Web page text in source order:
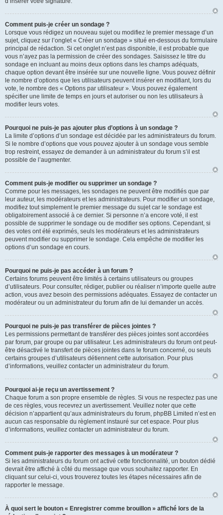
Comment puis-je créer un sondage ?
Lorsque vous rédigez un nouveau sujet ou modifiez le premier message d’un
sujet, cliquez sur l’onglet « Créer un sondage » situé en-dessous du formulaire
principal de rédaction. Si cet onglet n’est pas disponible, il est probable que
vous n’ayez pas la permission de créer des sondages. Saisissez le titre du
sondage en incluant au moins deux options dans les champs adéquats,
chaque option devant être insérée sur une nouvelle ligne. Vous pouvez définir
le nombre d’options que les utilisateurs peuvent insérer en modifiant, lors du
vote, le nombre des « Options par utilisateur ». Vous pouvez également
spécifier une limite de temps en jours et autoriser ou non les utilisateurs à
modifier leurs votes.
Pourquoi ne puis-je pas ajouter plus d’options à un sondage ?
La limite d’options d’un sondage est décidée par les administrateurs du forum.
Si le nombre d’options que vous pouvez ajouter à un sondage vous semble
trop restreint, essayez de demander à un administrateur du forum s’il est
possible de l’augmenter.
Comment puis-je modifier ou supprimer un sondage ?
Comme pour les messages, les sondages ne peuvent être modifiés que par
leur auteur, les modérateurs et les administrateurs. Pour modifier un sondage,
modifiez tout simplement le premier message du sujet car le sondage est
obligatoirement associé à ce dernier. Si personne n’a encore voté, il est
possible de supprimer le sondage ou de modifier ses options. Cependant, si
des votes ont été exprimés, seuls les modérateurs et les administrateurs
peuvent modifier ou supprimer le sondage. Cela empêche de modifier les
options d’un sondage en cours.
Pourquoi ne puis-je pas accéder à un forum ?
Certains forums peuvent être limités à certains utilisateurs ou groupes
d’utilisateurs. Pour consulter, rédiger, publier ou réaliser n’importe quelle autre
action, vous avez besoin des permissions adéquates. Essayez de contacter un
modérateur ou un administrateur du forum afin de lui demander un accès.
Pourquoi ne puis-je pas transférer de pièces jointes ?
Les permissions permettant de transférer des pièces jointes sont accordées
par forum, par groupe ou par utilisateur. Les administrateurs du forum ont peut-
être désactivé le transfert de pièces jointes dans le forum concerné, ou seuls
certains groupes d’utilisateurs détiennent cette autorisation. Pour plus
d’informations, veuillez contacter un administrateur du forum.
Pourquoi ai-je reçu un avertissement ?
Chaque forum a son propre ensemble de règles. Si vous ne respectez pas une
de ces règles, vous recevrez un avertissement. Veuillez noter que cette
décision n’appartient qu’aux administrateurs du forum, phpBB Limited n’est en
aucun cas responsable du règlement instauré sur cet espace. Pour plus
d’informations, veuillez contacter un administrateur du forum.
Comment puis-je rapporter des messages à un modérateur ?
Si les administrateurs du forum ont activé cette fonctionnalité, un bouton dédié
devrait être affiché à côté du message que vous souhaitez rapporter. En
cliquant sur celui-ci, vous trouverez toutes les étapes nécessaires afin de
rapporter le message.
À quoi sert le bouton « Enregistrer comme brouillon » affiché lors de la